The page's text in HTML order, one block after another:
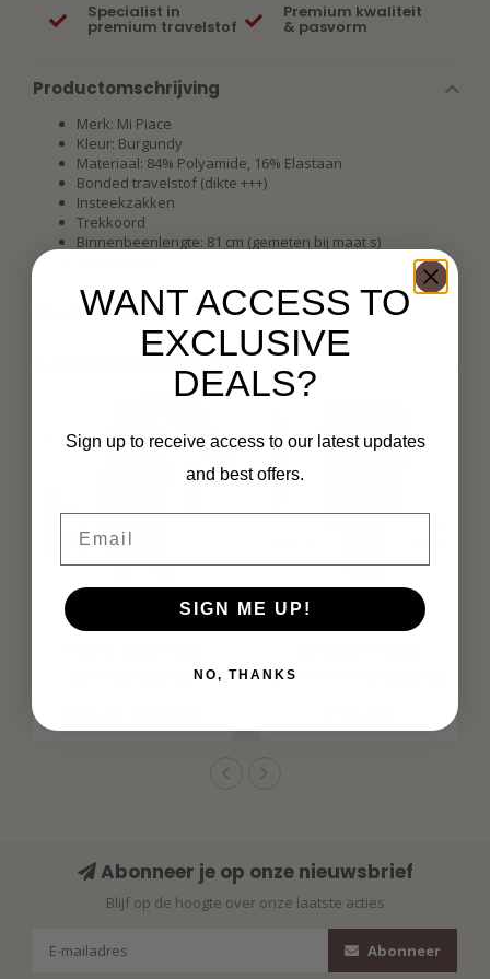
Specialist in
premium travelstof
Premium kwaliteit
& pasvorm
Productomschrijving
Merk: Mi Piace
Kleur: Burgundy
Materiaal: 84% Polyamide, 16% Elastaan
Bonded travelstof (dikte +++)
Insteekzakken
Trekkoord
Binnenbeenlengte: 81 cm (gemeten bij maat s)
Specificaties
SALE -29%
MI PIACE
2665 Burgundy
MI PIACE
Broek Skinny 202632
Abonneer je op onze nieuwsbrief
Blijf op de hoogte over onze laatste acties
Abonneer
WANT ACCESS TO
EXCLUSIVE
DEALS?
Sign up to receive access to our latest updates
and best offers.
SIGN ME UP!
NO, THANKS